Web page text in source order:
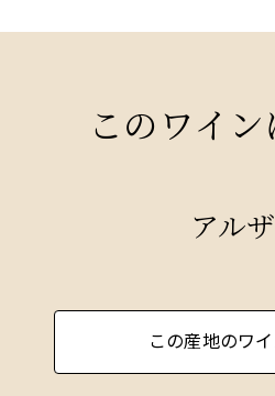
このワイ
アル
この産地のワ